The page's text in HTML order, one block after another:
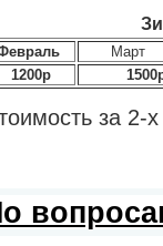
Март
1200р
за 2-